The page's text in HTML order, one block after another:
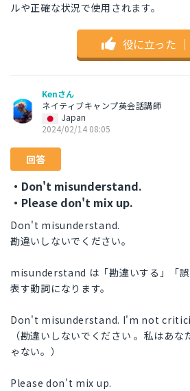
ルや正確な状況で使用されます。
役に立った ｜
Kenさん
ネイティブキャンプ英会話講師
Japan
2024/02/14 08:05
回答
・Don't misunderstand.
・Please don't mix up.
Don't misunderstand.
勘違いしないでください。
misunderstand は「勘違いする」「
表す動詞になります。
Don't misunderstand. I'm not
（勘違いしないでください 。私はあ
ゃない。）
Please don't mix up.